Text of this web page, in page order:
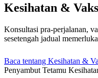
Kesihatan &
Konsultasi pra-perjalanan,
sesetengah jadual
Baca tentang Kesihatan &
Penyambut Tetamu